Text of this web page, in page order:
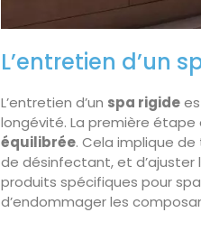
L’entretien d’un
L’entretien d’un spa rigide
longévité. La première étape
équilibrée. Cela implique
de désinfectant, et d’ajuster
produits spécifiques pour
d’endommager les